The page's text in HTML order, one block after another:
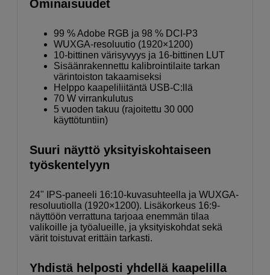
Ominaisuudet
99 % Adobe RGB ja 98 % DCI-P3
WUXGA-resoluutio (1920×1200)
10-bittinen värisyvyys ja 16-bittinen LUT
Sisäänrakennettu kalibrointilaite tarkan
värintoiston takaamiseksi
Helppo kaapeliliitäntä USB-C:llä
70 W virrankulutus
5 vuoden takuu (rajoitettu 30 000
käyttötuntiin)
Suuri näyttö yksityiskohtaiseen
työskentelyyn
24" IPS-paneeli 16:10-kuvasuhteella ja WUXGA-
resoluutiolla (1920×1200). Lisäkorkeus 16:9-
näyttöön verrattuna tarjoaa enemmän tilaa
valikoille ja työalueille, ja yksityiskohdat sekä
värit toistuvat erittäin tarkasti.
Yhdistä helposti yhdellä kaapelilla